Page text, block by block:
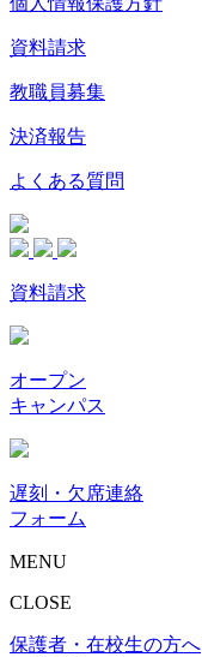
資料請求
教職員募集
決済報告
よくある質問
資料請求
オープン
キャンパス
遅刻・欠席連絡
フォーム
MENU
CLOSE
保護者・在校生の方へ